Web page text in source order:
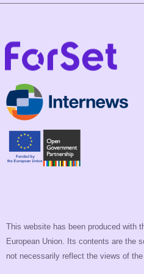
This website has been produced with
European Union. Its contents are the
not necessarily reflect the views of